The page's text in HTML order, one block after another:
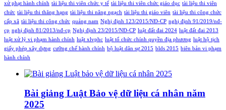
xử phạt hành chính tài liệu thi viên chức y tế tài liệu thi viên chức giáo dục tài liệu thi viên
chức tài liệu thi thăng hạng tài liệu thi nâng ngạch tài liệu thi giáo viên tài liệu thi công chức
cấp xã tài liệu thi công chức quảng nam Nghị định 123/2015/NĐ-CP nghị định 91/2019/nđ-
cp nghị định 81/2013/nđ-cp Nghị định 23/2015/NĐ-CP luật đất đai 2024 luật đất đai 2013
luật xử lý vi phạm hành chính luật xlvphc luật tổ chức chính quyền địa phương luật hộ tịch
giấy phép xây dựng cưỡng chế hành chính bộ luật dân sự 2015 blds 2015 biên bản vi phạm
hành chính
Bài giảng Luật Bảo vệ dữ liệu cá nhân năm
2025